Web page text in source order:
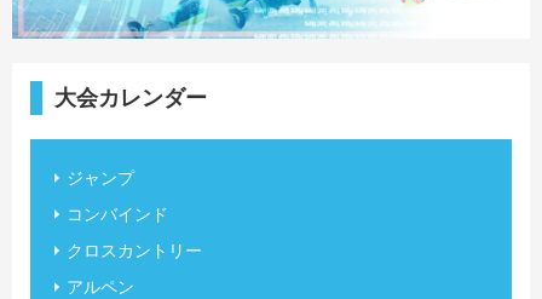
大会カレンダー
ジャンプ
コンバインド
クロスカントリー
アルペン